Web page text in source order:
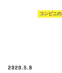
コンビニ
2020.5.8